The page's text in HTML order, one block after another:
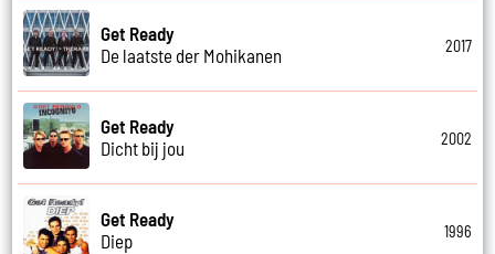
Get Ready
De laatste der Mohikanen
2017
Get Ready
Dicht bij jou
2002
Get Ready
Diep
1996